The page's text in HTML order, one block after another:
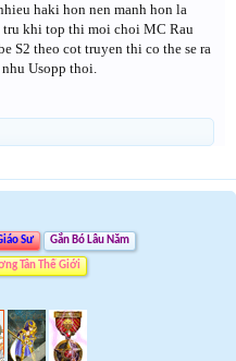
haki hon nen manh hon la
tru khi top thi moi choi MC Rau
S2 theo cot truyen thi co the se ra
Usopp thoi.
Sư Gắn Bó Lâu Năm
Tân Thế Giới